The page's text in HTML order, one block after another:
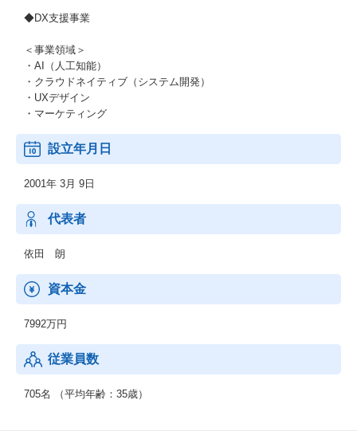
◆DX支援事業
＜事業領域＞
・AI（人工知能）
・クラウドネイティブ（システム開発）
・UXデザイン
・マーケティング
設立年月日
2001年 3月 9日
代表者
依田 朗
資本金
7992万円
従業員数
705名 （平均年齢：35歳）